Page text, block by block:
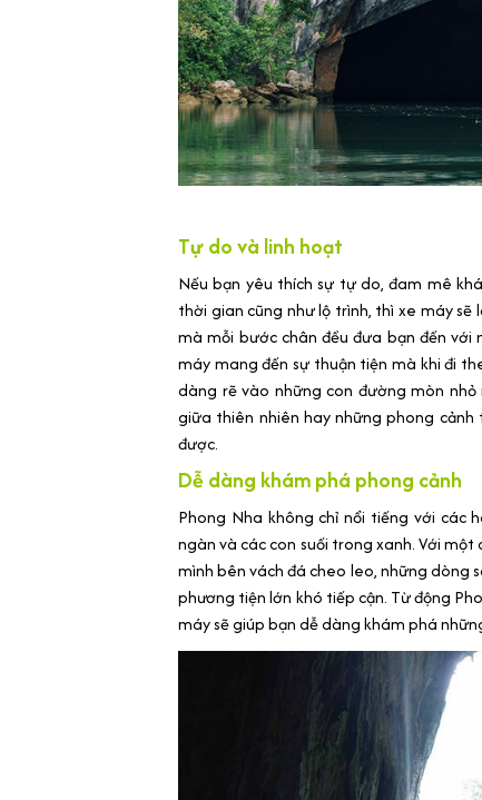
Tự do và linh hoạt
Nếu bạn yêu thích sự tự do, đam mê
thời gian cũng như lộ trình, thì xe máy
mà mỗi bước chân đều đưa bạn đến với
máy mang đến sự thuận tiện mà khi đi
dàng rẽ vào những con đường mòn
giữa thiên nhiên hay những phong
được.
Dễ dàng khám phá phong cảnh
Phong Nha không chỉ nổi tiếng với các
ngàn và các con suối trong xanh. Với
mình bên vách đá cheo leo, những dòng
phương tiện lớn khó tiếp cận. Từ động
máy sẽ giúp bạn dễ dàng khám phá